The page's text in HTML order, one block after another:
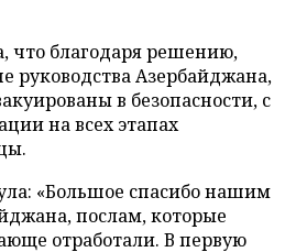
что благодаря решению,
руководства Азербайджана,
в безопасности, с
на всех этапах
«Большое спасибо нашим
послам, которые
отработали. В первую